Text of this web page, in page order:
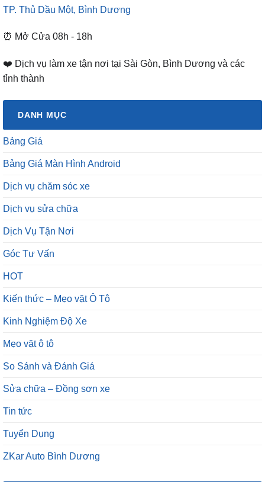
TP. Thủ Dầu Một, Bình Dương
⏰ Mở Cửa 08h - 18h
❤️ Dịch vụ làm xe tận nơi tại Sài Gòn, Bình Dương và các
tỉnh thành
DANH MỤC
Bảng Giá
Bảng Giá Màn Hình Android
Dịch vụ chăm sóc xe
Dịch vụ sửa chữa
Dịch Vụ Tận Nơi
Góc Tư Vấn
HOT
Kiến thức – Mẹo vặt Ô Tô
Kinh Nghiệm Độ Xe
Mẹo vặt ô tô
So Sánh và Đánh Giá
Sửa chữa – Đồng sơn xe
Tin tức
Tuyển Dụng
ZKar Auto Bình Dương